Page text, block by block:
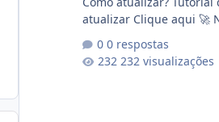
atualizar Clique aqui 🚀 Novidades:
publico para consulta de
autorizado a usasr o
0 respostas
232 visualizações